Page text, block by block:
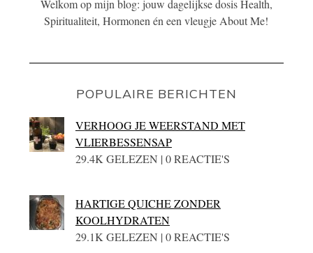
Welkom op mijn blog: jouw dagelijkse dosis Health,
Spiritualiteit, Hormonen én een vleugje About Me!
POPULAIRE BERICHTEN
VERHOOG JE WEERSTAND MET
VLIERBESSENSAP
29.4K GELEZEN | 0 REACTIE'S
HARTIGE QUICHE ZONDER
KOOLHYDRATEN
29.1K GELEZEN | 0 REACTIE'S